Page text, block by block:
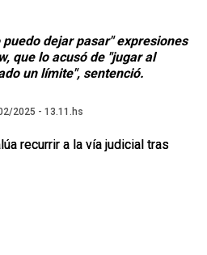
dejar pasar" expresiones
que lo acusó de "jugar al
un límite", sentenció.
2025 - 13.11.hs